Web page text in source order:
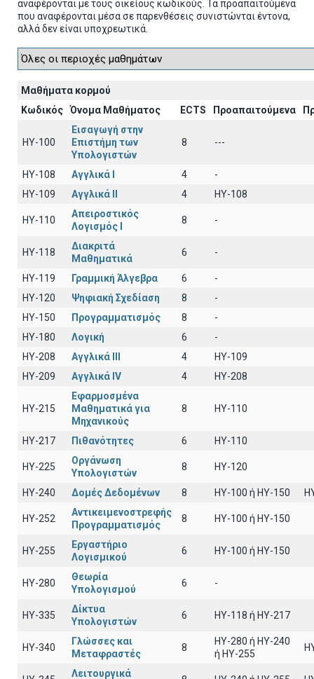
αναφέρονται με τους οικείους κωδικούς. Τα προαπαιτούμενα
που αναφέρονται μέσα σε παρενθέσεις συνιστώνται έντονα,
αλλά δεν είναι υποχρεωτικά.
Μαθήματα κορμού
Κωδικός
Όνομα Μαθήματος ECTS Προαπαιτούμενα
HY-100
Εισαγωγή στην
Επιστήμη των
Υπολογιστών
8 ---
HY-108 Αγγλικά I 4
-
HY-109
Αγγλικά II 4 HY-108
HY-110
Απειροστικός
Λογισμός Ι
8 -
HY-118
Διακριτά
Μαθηματικά
6 -
HY-119 Γραμμική Άλγεβρα 6
-
HY-120
Ψηφιακή Σχεδίαση 8
-
HY-150
Προγραμματισμός 8
-
HY-180
Λογική 6
-
HY-208
Αγγλικά III 4
HY-109
HY-209
Αγγλικά IV 4 HY-208
HY-215
Εφαρμοσμένα
Μαθηματικά για
Μηχανικούς
8 ΗΥ-110
HY-217 Πιθανότητες 6 ΗΥ-110
HY-225
Οργάνωση
Υπολογιστών
8 HY-120
HY-240 Δομές Δεδομένων 8 HY-100 ή HY-150
HY-252
Αντικειμενοστρεφής
Προγραμματισμός
8 ΗΥ-100 ή HY-150
HY-255
Εργαστήριο
Λογισμικού
6 ΗΥ-100 ή ΗΥ-150
HY-280
Θεωρία
Υπολογισμού
6 -
HY-335
Δίκτυα
Υπολογιστών
6 ΗΥ-118 ή ΗΥ-217
HY-340
Γλώσσες και
Μεταφραστές
8
HY-280 ή HY-240
ή HY-255
Λειτουργικά